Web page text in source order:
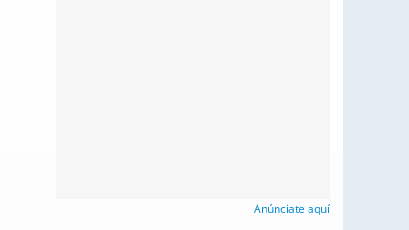
Anúnciate aquí